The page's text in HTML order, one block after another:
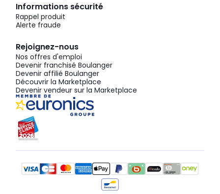
Informations sécurité
Rappel produit
Alerte fraude
Rejoignez-nous
Nos offres d'emploi
Devenir franchisé Boulanger
Devenir affilié Boulanger
Découvrir la Marketplace
Devenir vendeur sur la Marketplace